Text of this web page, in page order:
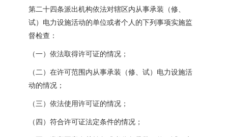
第二十四条派出机构依法对辖区内从事承装（修、
试）电力设施活动的单位或者个人的下列事项实施监
督检查：
（一）依法取得许可证的情况；
（二）在许可范围内从事承装（修、试）电力设施活
动的情况；
（三）依法使用许可证的情况；
（四）符合许可证法定条件的情况；